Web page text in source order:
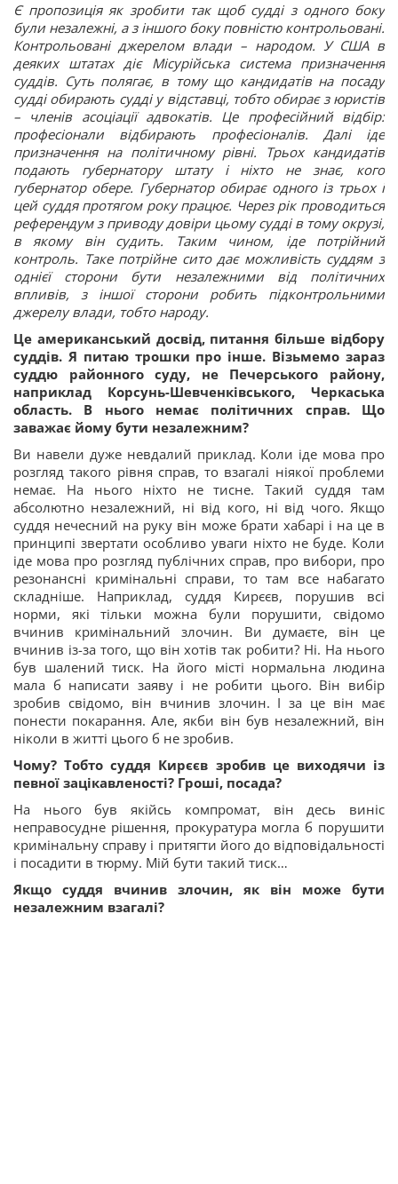
Є пропозиція як зробити так щоб судді з одного боку
були незалежні, а з іншого боку повністю контрольовані.
Контрольовані джерелом влади – народом. У США в
деяких штатах діє Місурійська система призначення
суддів. Суть полягає, в тому що кандидатів на посаду
судді обирають судді у відставці, тобто обирає з юристів
– членів асоціації адвокатів. Це професійний відбір:
професіонали відбирають професіоналів. Далі іде
призначення на політичному рівні. Трьох кандидатів
подають губернатору штату і ніхто не знає, кого
губернатор обере. Губернатор обирає одного із трьох і
цей суддя протягом року працює. Через рік проводиться
референдум з приводу довіри цьому судді в тому окрузі,
в якому він судить. Таким чином, іде потрійний
контроль. Таке потрійне сито дає можливість суддям з
однієї сторони бути незалежними від політичних
впливів, з іншої сторони робить підконтрольними
джерелу влади, тобто народу.
Це американський досвід, питання більше відбору
суддів. Я питаю трошки про інше. Візьмемо зараз
суддю районного суду, не Печерського району,
наприклад Корсунь-Шевченківського, Черкаська
область. В нього немає політичних справ. Що
заважає йому бути незалежним?
Ви навели дуже невдалий приклад. Коли іде мова про
розгляд такого рівня справ, то взагалі ніякої проблеми
немає. На нього ніхто не тисне. Такий суддя там
абсолютно незалежний, ні від кого, ні від чого. Якщо
суддя нечесний на руку він може брати хабарі і на це в
принципі звертати особливо уваги ніхто не буде. Коли
іде мова про розгляд публічних справ, про вибори, про
резонансні кримінальні справи, то там все набагато
складніше. Наприклад, суддя Кирєєв, порушив всі
норми, які тільки можна були порушити, свідомо
вчинив кримінальний злочин. Ви думаєте, він це
вчинив із-за того, що він хотів так робити? Ні. На нього
був шалений тиск. На його місті нормальна людина
мала б написати заяву і не робити цього. Він вибір
зробив свідомо, він вчинив злочин. І за це він має
понести покарання. Але, якби він був незалежний, він
ніколи в житті цього б не зробив.
Чому? Тобто суддя Кирєєв зробив це виходячи із
певної зацікавленості? Гроші, посада?
На нього був якійсь компромат, він десь виніс
неправосудне рішення, прокуратура могла б порушити
кримінальну справу і притягти його до відповідальності
і посадити в тюрму. Мій бути такий тиск…
Якщо суддя вчинив злочин, як він може бути
незалежним взагалі?